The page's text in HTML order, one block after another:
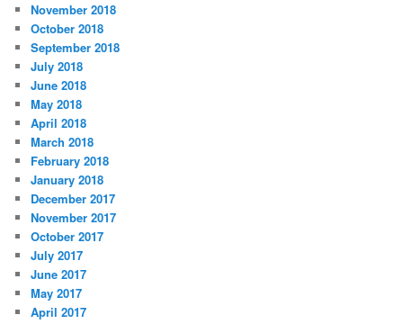
November 2018
October 2018
September 2018
July 2018
June 2018
May 2018
April 2018
March 2018
February 2018
January 2018
December 2017
November 2017
October 2017
July 2017
June 2017
May 2017
April 2017